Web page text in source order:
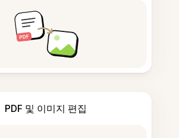
PDF 및 이미지 편집